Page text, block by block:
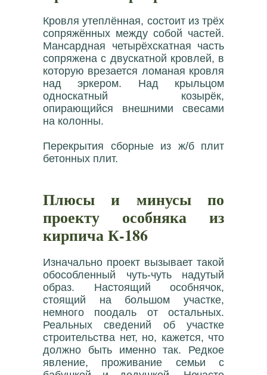
Кровля утеплённая, состоит из трёх
сопряжённых между собой частей.
Мансардная четырёхскатная часть
сопряжена с двускатной кровлей, в
которую врезается ломаная кровля
над эркером. Над крыльцом
односкатный козырёк,
опирающийся внешними свесами
на колонны.
Перекрытия сборные из ж/б плит
бетонных плит.
Плюсы и минусы по
проекту особняка из
кирпича К-186
Изначально проект вызывает такой
обособленный чуть-чуть надутый
образ. Настоящий особнячок,
стоящий на большом участке,
немного поодаль от остальных.
Реальных сведений об участке
строительства нет, но, кажется, что
должно быть именно так. Редкое
явление, проживание семьи с